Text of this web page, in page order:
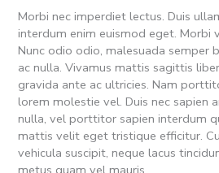
Morbi nec imperdiet lectus. Duis
interdum enim euismod eget. Morbi
Nunc odio odio, malesuada semper
ac nulla. Vivamus mattis sagittis
gravida ante ac ultricies. Nam
lorem molestie vel. Duis nec sapien
nulla, vel porttitor sapien interdum
mattis velit eget tristique efficitur.
vehicula suscipit, neque lacus
metus quam vel mauris.